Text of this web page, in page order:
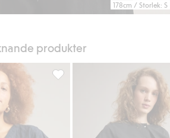
178cm / Storlek: S
produkter
Lägg till i favoriter
Blus med struktur, Lägg till i